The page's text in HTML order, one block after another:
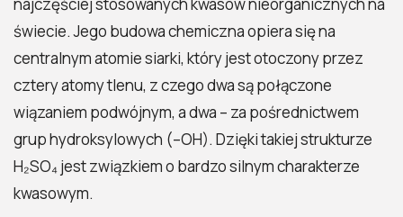
świecie. Jego budowa chemiczna opiera się na
centralnym atomie siarki, który jest otoczony przez
cztery atomy tlenu, z czego dwa są połączone
wiązaniem podwójnym, a dwa – za pośrednictwem
grup hydroksylowych (–OH). Dzięki takiej strukturze
H₂SO₄ jest związkiem o bardzo silnym charakterze
kwasowym.
Zasady przechowywania, transportu i
neutralizacji kwasu siarkowego
Skutki uwolnienia kwasu siarkowego do
środowiska
Normy prawne i międzynarodowe
regulacje dotyczące H₂SO₄
Świadome i bezpieczne korzystanie z H₂SO₄